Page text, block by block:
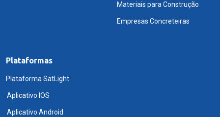
Materiais para Construção
Empresas Concreteiras
Plataformas
Plataforma SatLight
Aplicativo IOS
Aplicativo Android